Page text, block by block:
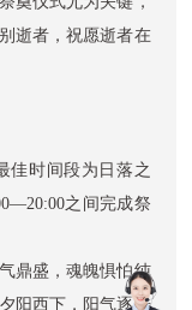
逝者，祝愿逝者在
佳时间段为日落之
之间完成祭
鼎盛，魂魄惧怕纯
阳西下，阳气逐步